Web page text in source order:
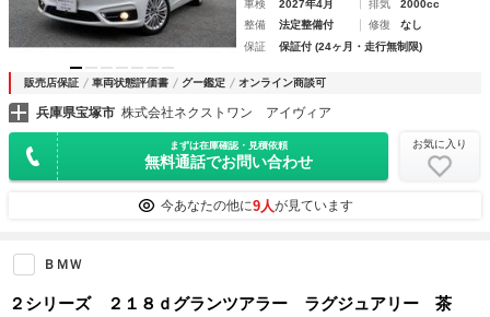
車検
2027年4月 排気
2000cc
整備
法定整備付 修復
なし
保証
保証付 (24ヶ月・走行無制限)
販売店保証 車両状態評価書 グー鑑定 オンライン商談可
兵庫県宝塚市 株式会社ネクストワン アイヴィア
まずは在庫確認・見積依頼
無料通話でお問い合わせ
お気に入り
今あなたの他に9人が見ています
ＢＭＷ
２シリーズ ２１８ｄグランツアラー ラグジュアリー 茶